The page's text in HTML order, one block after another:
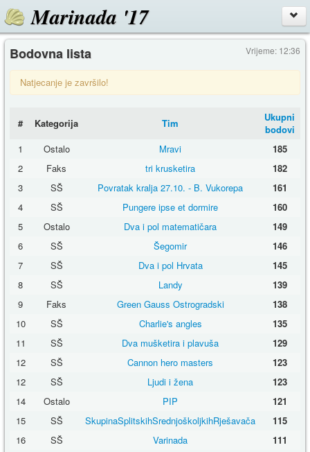
Marinada '17
Vrijeme: 12:36
Bodovna lista
Natjecanje je završilo!
# Kategorija Tim
Ukupni
bodovi
1
Ostalo Mravi
185
2
Faks tri krusketira
182
3
SŠ Povratak kralja 27.10. - B. Vukorepa
161
4
SŠ Pungere ipse et dormire
160
5
Ostalo Dva i pol matematičara
149
6
SŠ Šegomir
146
7
SŠ Dva i pol Hrvata
145
8
SŠ Landy
139
9
Faks Green Gauss Ostrogradski
138
10
SŠ Charlie's angles
135
11
SŠ Dva mušketira i plavuša
129
12
SŠ Cannon hero masters
123
12
SŠ Ljudi i žena
123
14
Ostalo PIP
121
15
SŠ SkupinaSplitskihSrednjoškoljkihRješavača
115
16
SŠ Varinada
111